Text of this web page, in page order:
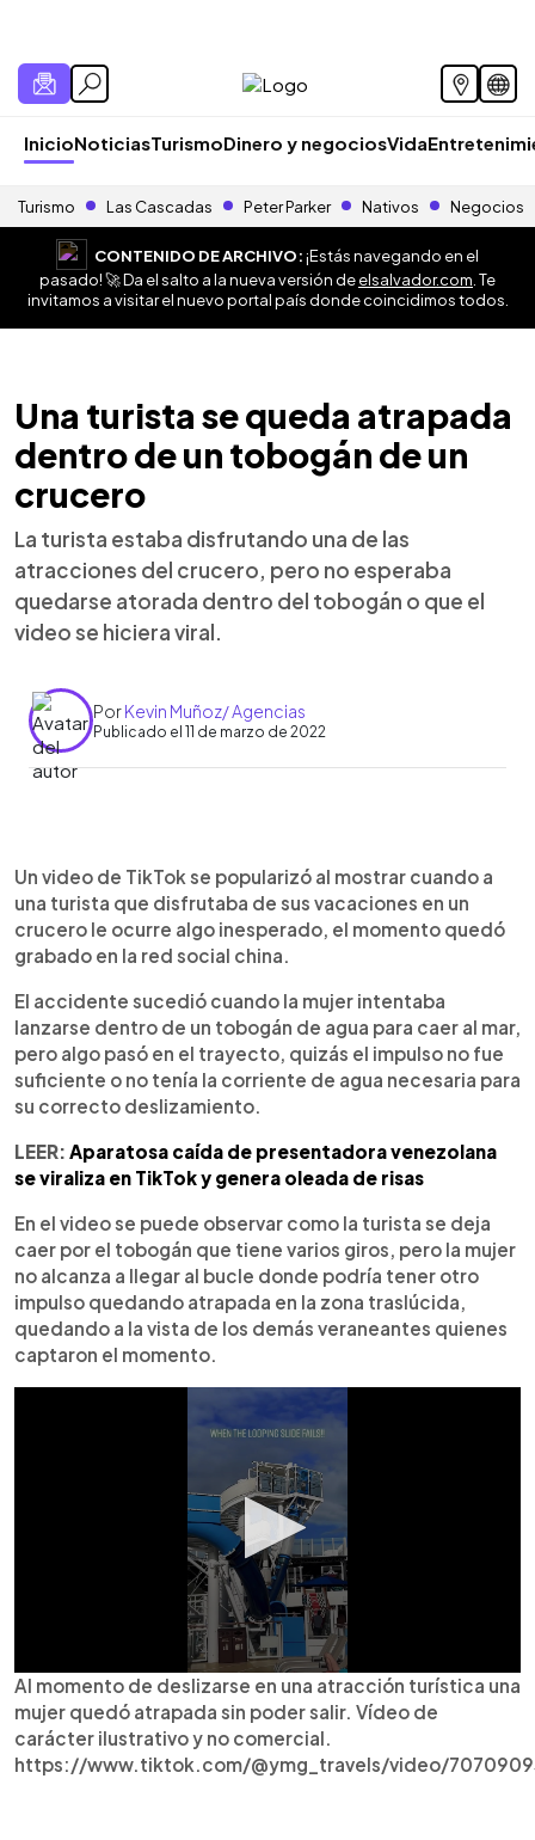
InicioNoticiasTurismoDinero y negociosVida
Turismo Las Cascadas Peter Parker Nativos Negocios
CONTENIDO DE ARCHIVO:¡Estás navegando en el
pasado! 🚀 Da el salto a la nueva versión deelsalvador.com . Te
invitamos a visitar el nuevo portal país donde coincidimos todos.
Una turista se queda atrapada
dentro de un tobogán de un
crucero
La turista estaba disfrutando una de las
atracciones del crucero, pero no esperaba
quedarse atorada dentro del tobogán o que el
video se hiciera viral.
PorKevin Muñoz/ Agencias
Publicado el 11 de marzo de 2022
Escuchar artículo
Un video de TikTok se popularizó al mostrar cuando a
una turista que disfrutaba de sus vacaciones en un
crucero le ocurre algo inesperado, el momento quedó
grabado en la red social china.
El accidente sucedió cuando la mujer intentaba
lanzarse dentro de un tobogán de agua para caer al mar,
pero algo pasó en el trayecto, quizás el impulso no fue
suficiente o no tenía la corriente de agua necesaria para
su correcto deslizamiento.
LEER: Aparatosa caída de presentadora venezolana
se viraliza en TikTok y genera oleada de risas
En el video se puede observar como la turista se deja
caer por el tobogán que tiene varios giros, pero la mujer
no alcanza a llegar al bucle donde podría tener otro
impulso quedando atrapada en la zona traslúcida,
quedando a la vista de los demás veraneantes quienes
captaron el momento.
Al momento de deslizarse en una atracción turística una
mujer quedó atrapada sin poder salir. Vídeo de
carácter ilustrativo y no comercial.
https://www.tiktok.com/@ymg_travels/video/